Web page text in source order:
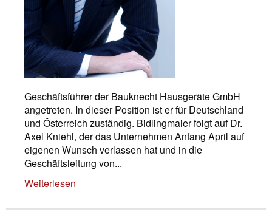
Geschäftsführer der Bauknecht Hausgeräte GmbH
angetreten. In dieser Position ist er für Deutschland
und Österreich zuständig. Bidlingmaier folgt auf Dr.
Axel Kniehl, der das Unternehmen Anfang April auf
eigenen Wunsch verlassen hat und in die
Geschäftsleitung von...
Weiterlesen